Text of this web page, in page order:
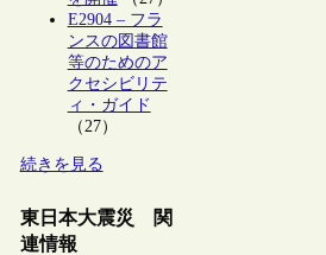
E2904 – フラ
ンスの図書館
等のためのア
クセシビリテ
ィ・ガイド
（27）
続きを見る
東日本大震災 関
連情報